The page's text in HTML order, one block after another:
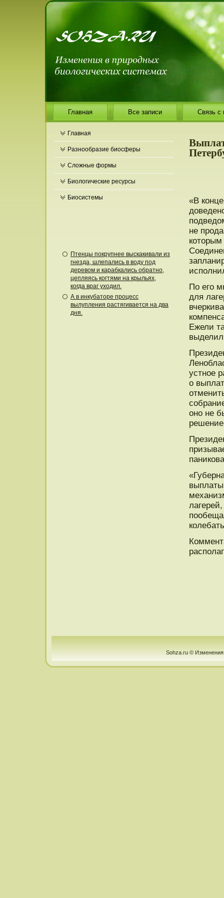
Главная Все записи Связь с
Главная
Разнообразие биосферы
Сложные формы
Биологические ресурсы
Биосистемы
Птенцы покрупнее выскакивали из
гнезда, шлепались в воду под
деревом и карабкались обратно,
цепляясь когтями на крыльях,
когда враг уходил.
А в инкубаторе процесс
вылупления растягивается на два
дня.
«В
не
По его
для
Ежели
устное
о
оно не
выплаты
Sohza.ru © Изменения